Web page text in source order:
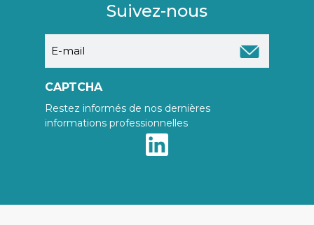
Suivez-nous
mail
CAPTCHA
Restez informés de nos dernières
informations professionnelles